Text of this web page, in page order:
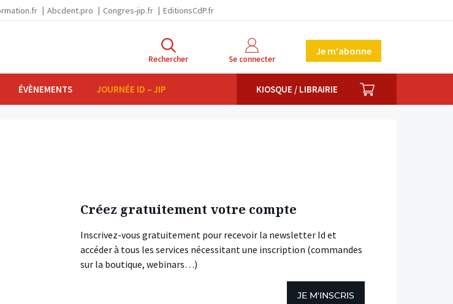
Abcdent.pro Congres-jip.fr EditionsCdP.fr
Rechercher Se connecter
Je m'abonne
ÉVÈNEMENTS JOURNÉE ID – JIP KIOSQUE / LIBRAIRIE PANIER
Créez gratuitement votre compte
Inscrivez-vous gratuitement pour recevoir la newsletter Id et
accéder à tous les services nécessitant une inscription (commandes
sur la boutique, webinars…)
JE M'INSCRIS